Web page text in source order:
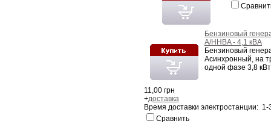
Бензиновый
A/HHBA - 4,1 кВA
Бензиновый
Асинхронный, на
одной фазе 3,8 кВт
11,00 грн
+доставка
Время доставки электростанции: 1-
Сравнить